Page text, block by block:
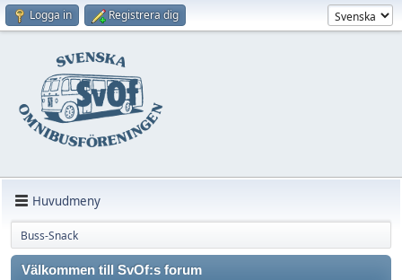
Logga in Registrera dig
Huvudmeny
Buss-Snack
Välkommen till SvOf:s forum